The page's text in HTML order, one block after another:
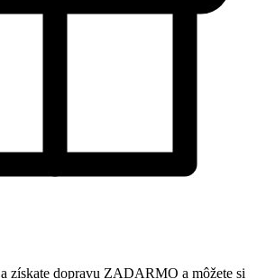
a získate dopravu ZADARMO a môžete si